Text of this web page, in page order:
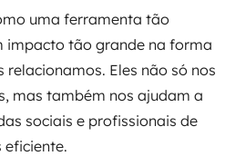
uma ferramenta tão
impacto tão grande na forma
relacionamos. Eles não só nos
mas também nos ajudam a
sociais e profissionais de